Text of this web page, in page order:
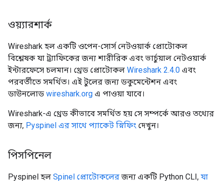
ওয়্যারশার্ক
Wireshark হল একটি ওপেন-সোর্স নেটওয়ার্ক প্রোটোকল
বিশ্লেষক যা ট্র্যাফিকের জন্য শারীরিক এবং ভার্চুয়াল নেটওয়ার্ক
ইন্টারফেসে চলমান। থ্রেড প্রোটোকল Wireshark 2.4.0 এবং
পরবর্তীতে সমর্থিত। এই টুলের জন্য ডকুমেন্টেশন এবং
ডাউনলোড wireshark.org এ পাওয়া যাবে।
Wireshark-এ থ্রেড কীভাবে সমর্থিত হয় সে সম্পর্কে আরও তথ্যের
জন্য, Pyspinel এর সাথে প্যাকেট স্নিফিং দেখুন।
পিসপিনেল
Pyspinel হল Spinel প্রোটোকলেরজন্য একটি Python CLI, যা